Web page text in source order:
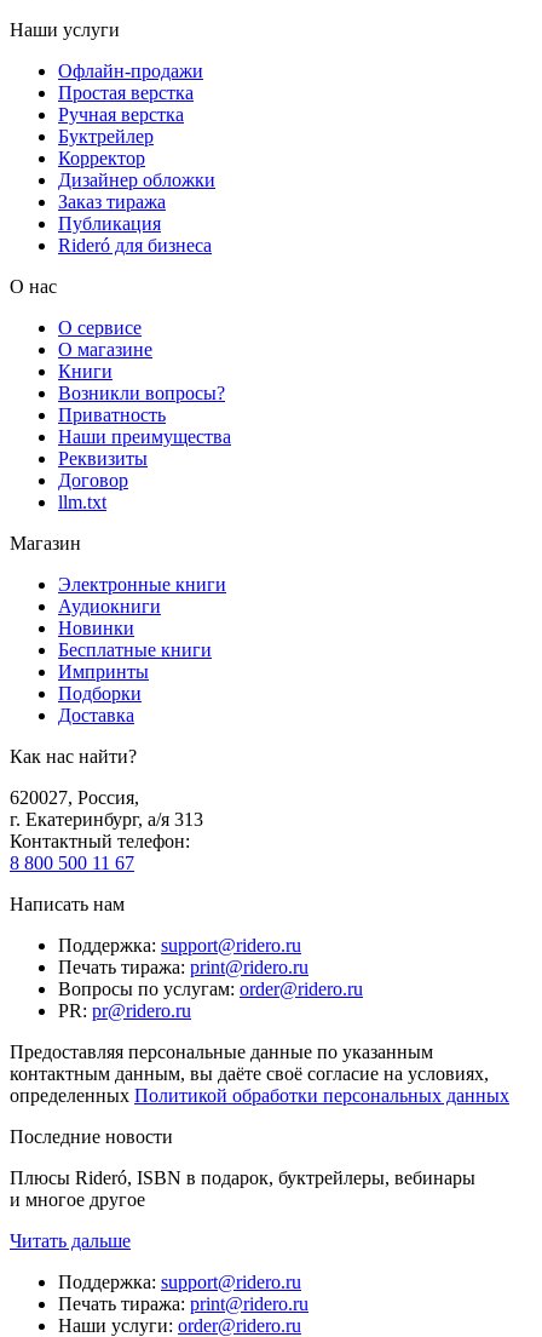
Наши услуги
Офлайн-продажи
Простая верстка
Ручная верстка
Буктрейлер
Корректор
Дизайнер обложки
Заказ тиража
Публикация
Rideró для бизнеса
О нас
О сервисе
О магазине
Книги
Возникли вопросы?
Приватность
Наши преимущества
Реквизиты
Договор
llm.txt
Магазин
Электронные книги
Аудиокниги
Новинки
Бесплатные книги
Импринты
Подборки
Доставка
Как нас найти?
620027, Россия,
г. Екатеринбург, а/я 313
Контактный телефон:
8 800 500 11 67
Написать нам
Поддержка: support@ridero.ru
Печать тиража: print@ridero.ru
Вопросы по услугам: order@ridero.ru
PR: pr@ridero.ru
Предоставляя персональные данные по указанным
контактным данным, вы даёте своё согласие на условиях,
определенных Политикой обработки персональных данных
Последние новости
Плюсы Rideró, ISBN в подарок, буктрейлеры, вебинары
и многое другое
Читать дальше
Поддержка: support@ridero.ru
Печать тиража: print@ridero.ru
Наши услуги: order@ridero.ru